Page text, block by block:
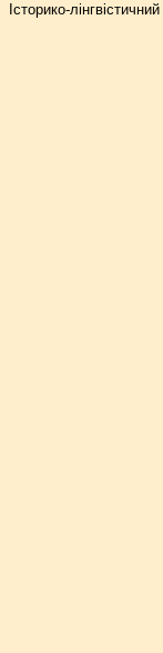
Історико-лінгвістичний